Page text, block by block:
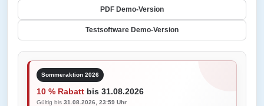
PDF Demo-Version
Testsoftware Demo-Version
Sommeraktion 2026
10 % Rabatt bis 31.08.2026
Gültig bis 31.08.2026, 23:59 Uhr